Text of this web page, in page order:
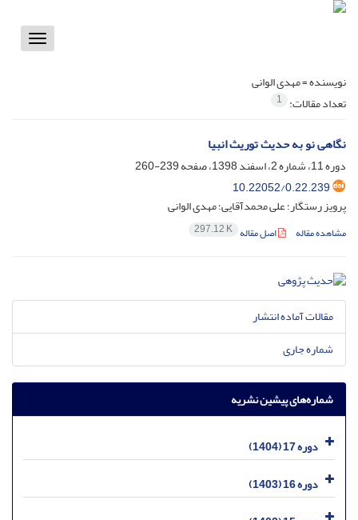
Toggle
نویسنده =مهدی الوانی
تعداد مقالات: 1
نگاهی نو به حدیث توریث انبیا
دوره 11، شماره 2، اسفند 1398، صفحه
239-260
10.22052/0.22.239
پرویز رستگار؛ علی محمدآقایی؛ مهدی الوانی
مشاهده مقاله اصل مقاله 297.12 K
مقالات آماده انتشار
شماره جاری
شماره‌های پیشین نشریه
دوره 17 (1404)
دوره 16 (1403)